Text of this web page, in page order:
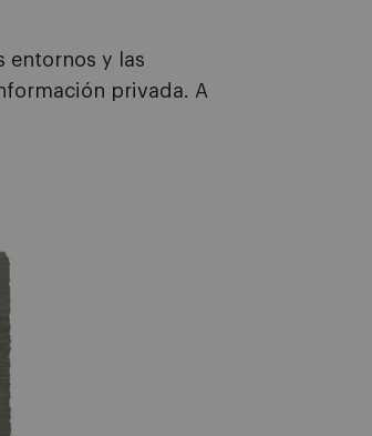
entornos y las
privada. A